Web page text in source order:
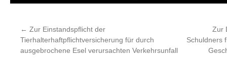
springen
← Zur Einstandspflicht der
Tierhalterhaftpflichtversicherung für durch
ausgebrochene Esel verursachten Verkehrsunfall
Zur
Schuldners